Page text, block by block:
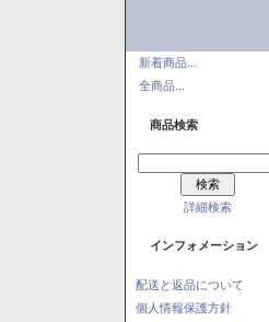
新着商品...
全商品...
商品検索
詳細検索
インフォメーション
配送と返品について
個人情報保護方針